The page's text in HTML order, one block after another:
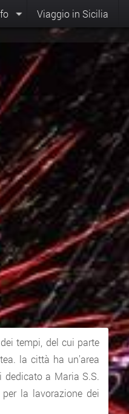
Viaggio in Sicilia
tempi, del cui parte
la città ha un'area
a Maria S.S.
la lavorazione dei